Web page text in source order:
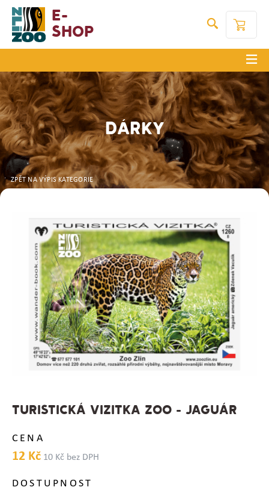
E-
Shop
DÁRKY
ZPĚT NA VÝPIS KATEGORIE
TURISTICKÁ VIZITKA ZOO - JAGUÁR
CENA
12 Kč 10 Kč bez DPH
DOSTUPNOST